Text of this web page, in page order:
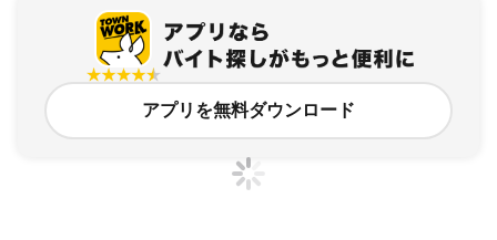
アプリを無料ダウンロード